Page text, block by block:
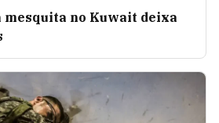
no Kuwait deixa